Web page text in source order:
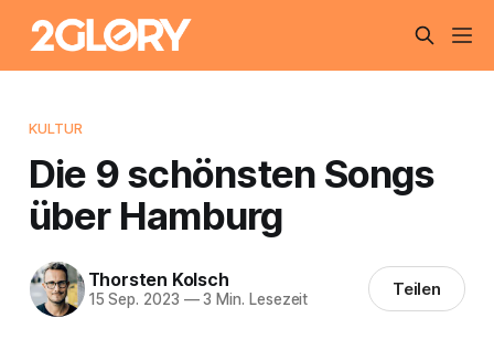
KULTUR
Die 9 schönsten Songs
über Hamburg
Thorsten Kolsch
15 Sep. 2023 —3 Min. Lesezeit Teilen